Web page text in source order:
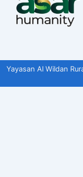
Yayasan Al Wildan